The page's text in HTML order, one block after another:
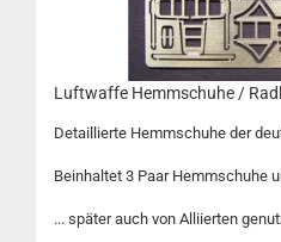
Luftwaffe Hemmschuhe /
Detaillierte Hemmschuhe der
Beinhaltet 3 Paar Hemmschuhe
... später auch von Alliierten